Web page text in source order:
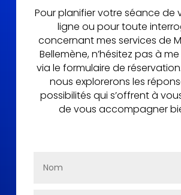
Pour planifier votre séance de
ligne ou pour toute
concernant mes services de
Bellemène, n’hésitez pas à
via le formulaire de
nous explorerons les
possibilités qui s’offrent à
de vous accompagner